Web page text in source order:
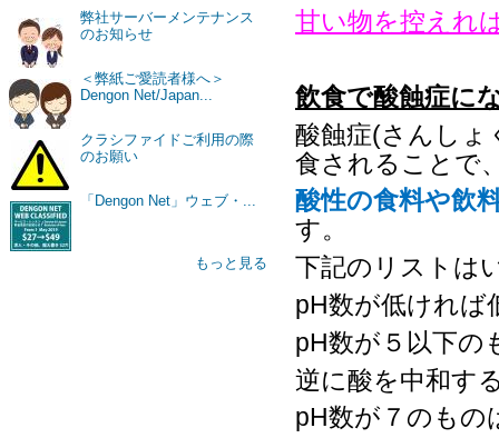
弊社サーバーメンテナンス
のお知らせ
＜弊紙ご愛読者様へ＞
Dengon Net/Japan...
クラシファイドご利用の際
のお願い
「Dengon Net」ウェブ・...
もっと見る
甘い物を控えれ
飲食で酸蝕症に
酸蝕症(さんしょ
食されることで
酸性の食料や飲
す。
下記のリストは
pH数が低ければ
pH数が５以下の
逆に酸を中和す
pH数が７のもの